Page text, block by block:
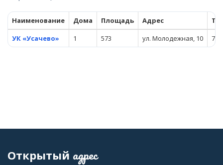
Наименование Дома Площадь Адрес
УК «Усачево»
1 573 ул. Молодежная, 10 7
Открытый адрес